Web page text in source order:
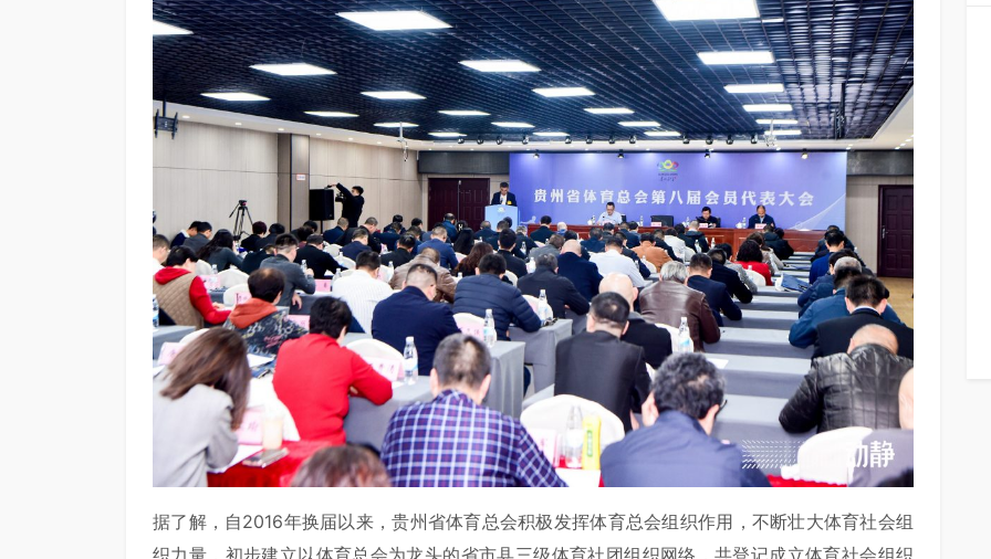
据了解，自2016年换届以来，贵州省体育总会积极发挥体育总会组织作用，不断壮大体育社会组
织力量，初步建立以体育总会为龙头的省市县三级体育社团组织网络，共登记成立体育社会组织